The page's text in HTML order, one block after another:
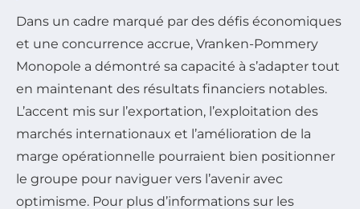
Dans un cadre marqué par des défis économiques
et une concurrence accrue, Vranken-Pommery
Monopole a démontré sa capacité à s’adapter tout
en maintenant des résultats financiers notables.
L’accent mis sur l’exportation, l’exploitation des
marchés internationaux et l’amélioration de la
marge opérationnelle pourraient bien positionner
le groupe pour naviguer vers l’avenir avec
optimisme. Pour plus d’informations sur les